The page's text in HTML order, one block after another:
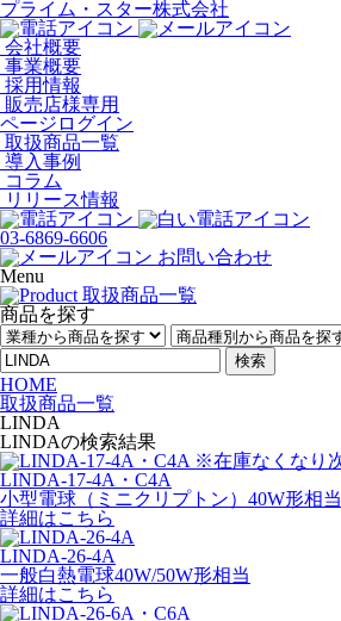
プライム・スター株式会社
会社概要
事業概要
採用情報
販売店様専用
ページログイン
取扱商品一覧
導入事例
コラム
リリース情報
03-6869-6606
お問い合わせ
Menu
商品を探す
検索
HOME
取扱商品一覧
LINDA
LINDAの検索結果
LINDA-17-4A・C4A
小型電球（ミニクリプトン）40W形相当
詳細はこちら
LINDA-26-4A
一般白熱電球40W/50W形相当
詳細はこちら